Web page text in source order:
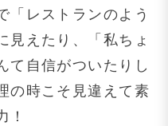
「レストランのよう
見えたり、「私ちょ
て自信がついたりし
の時こそ見違えて素
！